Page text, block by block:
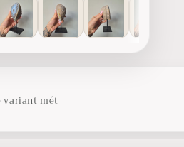
variant mét